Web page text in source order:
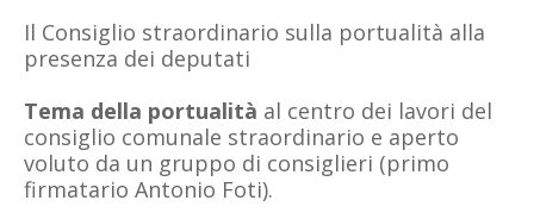
Il Consiglio straordinario sulla portualità alla
presenza dei deputati
Tema della portualità al centro dei lavori del
consiglio comunale straordinario e aperto
voluto da un gruppo di consiglieri (primo
firmatario Antonio Foti).